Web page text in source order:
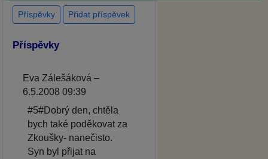
Příspěvky Přidat příspěvek
Příspěvky
Eva Zálešáková –
6.5.2008 09:39
#5#Dobrý den, chtěla
bych také poděkovat za
Zkoušky- nanečisto.
Syn byl přijat na